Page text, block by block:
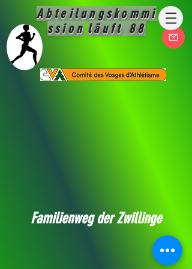
Abteilungskommi
ssion läuft 88
Familienweg der Zwillinge